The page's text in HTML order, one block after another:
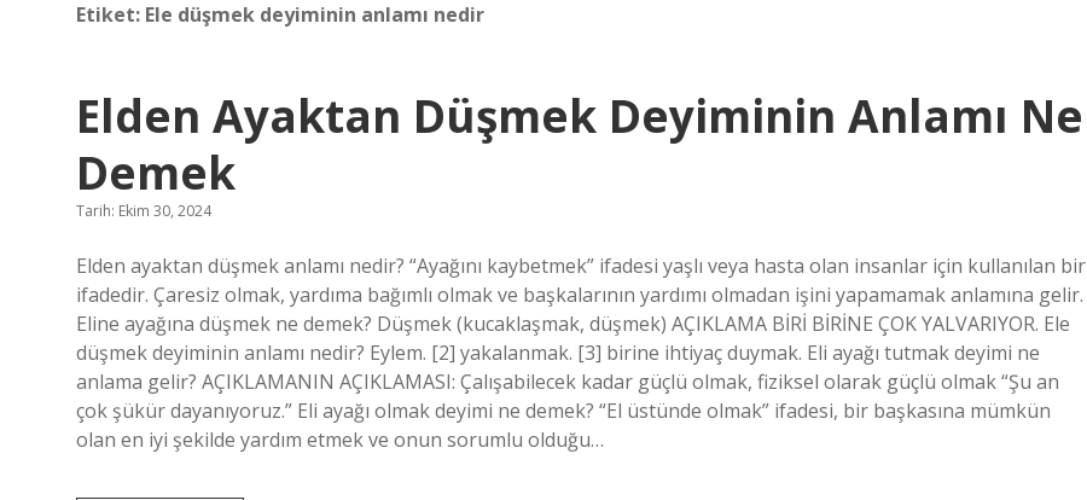
Etiket: Ele düşmek deyiminin anlamı nedir
Elden Ayaktan Düşmek Deyiminin Anlamı Ne
Demek
Tarih: Ekim 30, 2024
Elden ayaktan düşmek anlamı nedir? “Ayağını kaybetmek” ifadesi yaşlı veya hasta olan insanlar için kullanılan bir
ifadedir. Çaresiz olmak, yardıma bağımlı olmak ve başkalarının yardımı olmadan işini yapamamak anlamına gelir.
Eline ayağına düşmek ne demek? Düşmek (kucaklaşmak, düşmek) AÇIKLAMA BİRİ BİRİNE ÇOK YALVARIYOR. Ele
düşmek deyiminin anlamı nedir? Eylem. [2] yakalanmak. [3] birine ihtiyaç duymak. Eli ayağı tutmak deyimi ne
anlama gelir? AÇIKLAMANIN AÇIKLAMASI: Çalışabilecek kadar güçlü olmak, fiziksel olarak güçlü olmak “Şu an
çok şükür dayanıyoruz.” Eli ayağı olmak deyimi ne demek? “El üstünde olmak” ifadesi, bir başkasına mümkün
olan en iyi şekilde yardım etmek ve onun sorumlu olduğu…